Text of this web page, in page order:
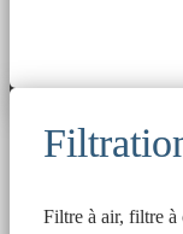
Filtre à air, filtre